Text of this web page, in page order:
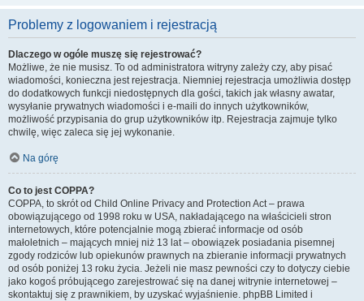
Problemy z logowaniem i rejestracją
Dlaczego w ogóle muszę się rejestrować?
Możliwe, że nie musisz. To od administratora witryny zależy czy, aby pisać
wiadomości, konieczna jest rejestracja. Niemniej rejestracja umożliwia dostęp
do dodatkowych funkcji niedostępnych dla gości, takich jak własny awatar,
wysyłanie prywatnych wiadomości i e-maili do innych użytkowników,
możliwość przypisania do grup użytkowników itp. Rejestracja zajmuje tylko
chwilę, więc zaleca się jej wykonanie.
Na górę
Co to jest COPPA?
COPPA, to skrót od Child Online Privacy and Protection Act – prawa
obowiązującego od 1998 roku w USA, nakładającego na właścicieli stron
internetowych, które potencjalnie mogą zbierać informacje od osób
małoletnich – mających mniej niż 13 lat – obowiązek posiadania pisemnej
zgody rodziców lub opiekunów prawnych na zbieranie informacji prywatnych
od osób poniżej 13 roku życia. Jeżeli nie masz pewności czy to dotyczy ciebie
jako kogoś próbującego zarejestrować się na danej witrynie internetowej –
skontaktuj się z prawnikiem, by uzyskać wyjaśnienie. phpBB Limited i